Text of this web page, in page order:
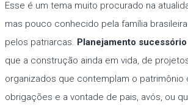
Esse é um tema muito procurado na
mas pouco conhecido pela família
pelos patriarcas. Planejamento sucessório
que a construção ainda em vida, de
organizados que contemplam o patrimônio
obrigações e a vontade de pais, avós, ou